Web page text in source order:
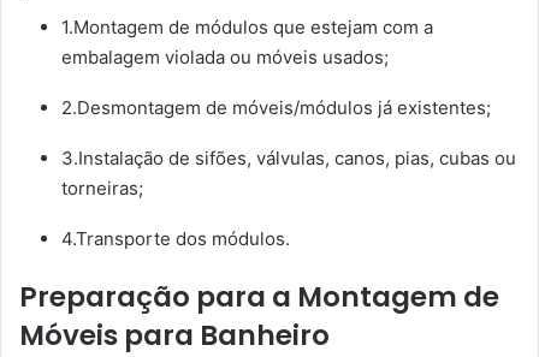
1.Montagem de módulos que estejam com a
embalagem violada ou móveis usados;
2.Desmontagem de móveis/módulos já existentes;
3.Instalação de sifões, válvulas, canos, pias, cubas ou
torneiras;
4.Transporte dos módulos.
Preparação para a Montagem de
Móveis para Banheiro